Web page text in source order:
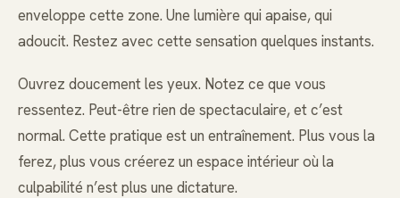
enveloppe cette zone. Une lumière qui apaise, qui
adoucit. Restez avec cette sensation quelques instants.
Ouvrez doucement les yeux. Notez ce que vous
ressentez. Peut-être rien de spectaculaire, et c’est
normal. Cette pratique est un entraînement. Plus vous la
ferez, plus vous créerez un espace intérieur où la
culpabilité n’est plus une dictature.